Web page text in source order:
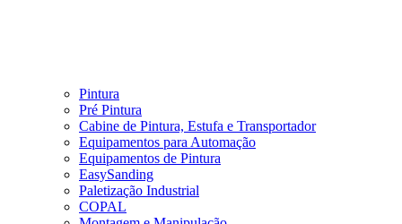
Pintura
Pré Pintura
Cabine de Pintura, Estufa e Transportador
Equipamentos para Automação
Equipamentos de Pintura
EasySanding
Paletização Industrial
COPAL